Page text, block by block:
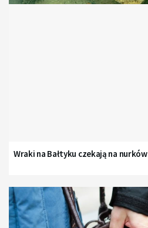
Wraki na Bałtyku czekają na nurków